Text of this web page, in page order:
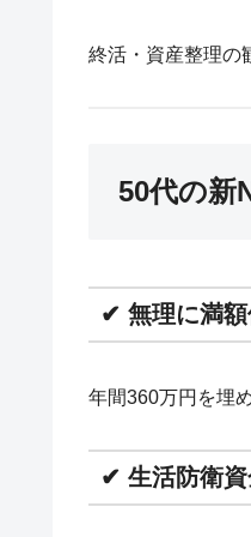
終活・資産整理の
50代の新
✔ 無理に満
年間360万円を埋
✔ 生活防衛